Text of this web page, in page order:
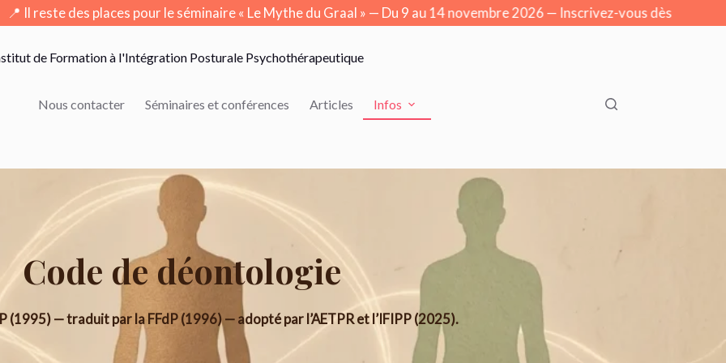
Il reste des places pour le séminaire « Le Mythe du Graal » — Du 9 au 14 novembre 2026 — Inscrivez-vous dès maintenant !
de Formation à l'Intégration Posturale Psychothérapeutique
Nous contacter Séminaires et conférences Articles Infos
Code de déontologie
(1995) — traduit par la FFdP (1996) — adopté par l’AETPR et l’IFIPP (2025).